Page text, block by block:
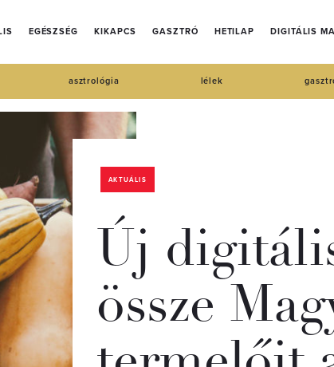
EGÉSZSÉG KIKAPCS GASZTRÓ HETILAP DIGITÁLIS
asztrológia lélek
AKTUÁLIS
Új
össze